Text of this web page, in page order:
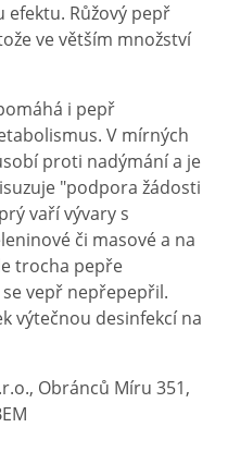
Růžový pepř
ve větším množství
i pepř
V mírných
proti nadýmání a je
"podpora žádosti
vaří vývary s
či masové a na
trocha pepře
vepř nepřepepřil.
výtečnou desinfekcí na
Obránců Míru 351,